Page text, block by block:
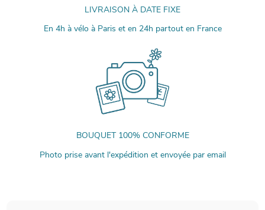
LIVRAISON À DATE FIXE
En 4h à vélo à Paris et en 24h partout en France
BOUQUET 100% CONFORME
Photo prise avant l'expédition et envoyée par email